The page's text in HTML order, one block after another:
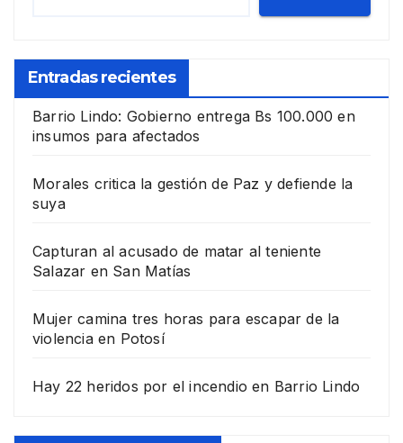
Entradas recientes
Barrio Lindo: Gobierno entrega Bs 100.000 en
insumos para afectados
Morales critica la gestión de Paz y defiende la
suya
Capturan al acusado de matar al teniente
Salazar en San Matías
Mujer camina tres horas para escapar de la
violencia en Potosí
Hay 22 heridos por el incendio en Barrio Lindo